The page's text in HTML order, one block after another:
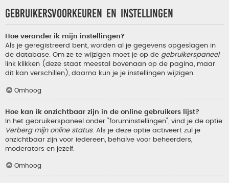
Gebruikersvoorkeuren en instellingen
Hoe verander ik mijn instellingen?
Als je geregistreerd bent, worden al je gegevens opgeslagen in
de database. Om ze te wijzigen moet je op de gebruikerspaneel
link klikken (deze staat meestal bovenaan op de pagina, maar
dit kan verschillen), daarna kun je je instellingen wijzigen.
Omhoog
Hoe kan ik onzichtbaar zijn in de online gebruikers lijst?
In het gebruikerspaneel onder "foruminstellingen", vind je de optie
Verberg mijn online status. Als je deze optie activeert zul je
onzichtbaar zijn voor iedereen, behalve voor beheerders,
moderators en jezelf.
Omhoog